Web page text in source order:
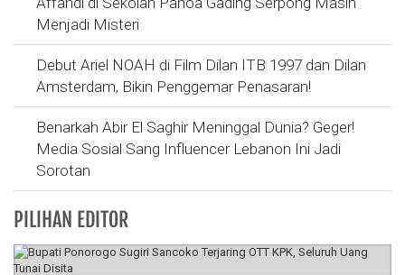
Menjadi Misteri
Debut Ariel NOAH di Film Dilan ITB 1997 dan Dilan
Amsterdam, Bikin Penggemar Penasaran!
Benarkah Abir El Saghir Meninggal Dunia? Geger!
Media Sosial Sang Influencer Lebanon Ini Jadi
Sorotan
PILIHAN EDITOR